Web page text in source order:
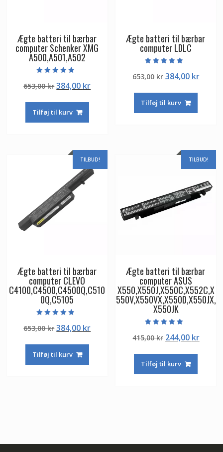
Ægte batteri til bærbar
computer Schenker XMG
A500,A501,A502
4.50
ud af 5
653,00krDen
pris
var:
384,00 krDen
Tilføj til kurv
Ægte batteri til bærbar
computer LDLC
5.00
ud af 5
653,00kr Den
pris
var:
384,00 krDen
Tilføj til kurv
TILBUD!
Ægte batteri til bærbar
computer CLEVO
C4100,C4500,C4500Q,C510
0Q,C5105
4.50
ud af 5
653,00krDen
pris
var:
384,00 krDen
Tilføj til kurv
TILBUD!
Ægte batteri til bærbar
computer ASUS
X550,X550J,X550C,X552C,X
550V,X550VX,X550D,X550JX,
X550JK
5.00
ud af 5
415,00kr Den
pris
var:
244,00 krDen
Tilføj til kurv